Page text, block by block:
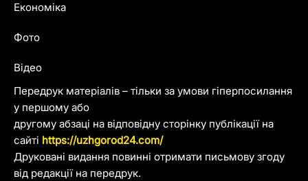
Передрук матеріалів – тільки за умови гіперпосилання
у першому або
другому абзаці на відповідну сторінку публікації на
сайті https://uzhgorod24.com/
Друковані видання повинні отримати письмову згоду
від редакції на передрук.
Економіка
Фото
Відео